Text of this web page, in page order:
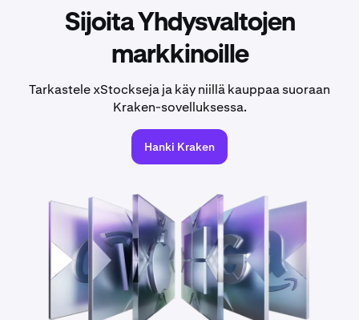
Sijoita Yhdysvaltojen
markkinoille
Tarkastele xStockseja ja käy niillä kauppaa suoraan
Kraken-sovelluksessa.
Hanki Kraken